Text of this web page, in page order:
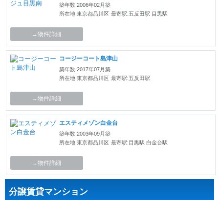
築年数:2006年02月築
所在地:東京都品川区 最寄駅:五反田駅 目黒駅
→物件詳細
コージーコート島津山
築年数:2017年07月築
所在地:東京都品川区 最寄駅:五反田駅
→物件詳細
エスティメゾン白金台
築年数:2003年09月築
所在地:東京都品川区 最寄駅:目黒駅 白金台駅
→物件詳細
分譲賃貸マンション